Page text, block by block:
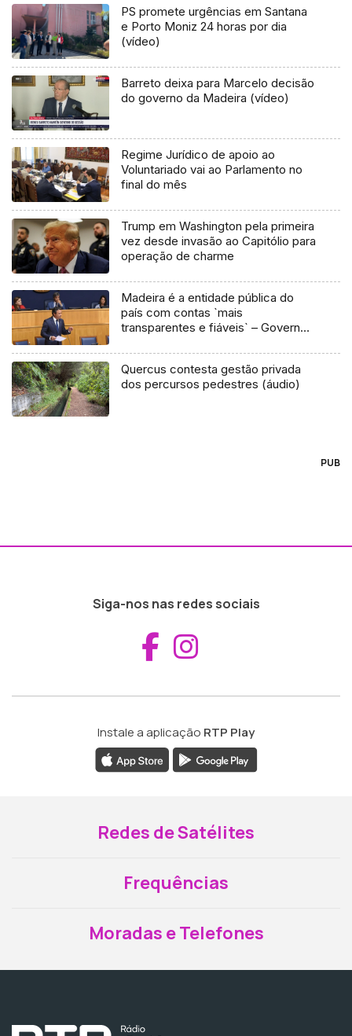
PS promete urgências em Santana
e Porto Moniz 24 horas por dia
(vídeo)
Barreto deixa para Marcelo decisão
do governo da Madeira (vídeo)
Regime Jurídico de apoio ao
Voluntariado vai ao Parlamento no
final do mês
Trump em Washington pela primeira
vez desde invasão ao Capitólio para
operação de charme
Madeira é a entidade pública do
país com contas `mais
transparentes e fiáveis` – Governo
Quercus contesta gestão privada
dos percursos pedestres (áudio)
PUB
Siga-nos nas redes sociais
Aceder ao
Instale a aplicação RTP Play
Redes de Satélites
Frequências
Moradas e Telefones